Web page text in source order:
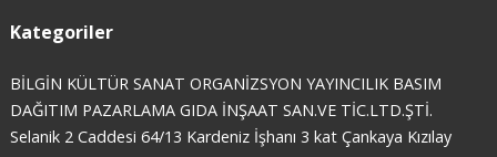
Kategoriler
BİLGİN KÜLTÜR SANAT ORGANİZSYON YAYINCILIK BASIM
DAĞITIM PAZARLAMA GIDA İNŞAAT SAN.VE TİC.LTD.ŞTİ.
Selanik 2 Caddesi 64/13 Kardeniz İşhanı 3 kat Çankaya Kızılay